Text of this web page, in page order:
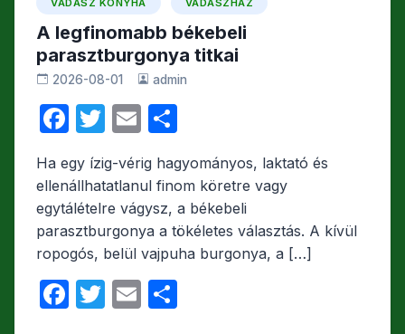
A legfinomabb békebeli
parasztburgonya titkai
2026-08-01 admin
F
c
e
b
o
o
k
T
itt
er
E
ail s
z
a
m
Ha egy ízig-vérig hagyományos, laktató és
ellenállhatatlanul finom köretre vagy
egytálételre vágysz, a békebeli
parasztburgonya a tökéletes választás. A kívül
ropogós, belül vajpuha burgonya, a […]
F
T
E